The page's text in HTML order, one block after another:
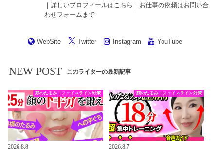
｜詳しいプロフィールは こちら ｜お仕事の依頼はお問い合
わせフォーム まで
WebSite Twitter Instagram YouTube
NEW POST このライターの最新記事
顔のたるみ・フェイスライン対策
2026.8.8
顔のたるみ・フェイスライン対策
2026.8.7